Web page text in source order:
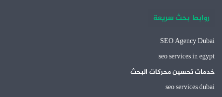
روابط بحث سريعة
SEO Agency Dubai
seo services in egypt
خدمات تحسين محركات البحث
seo services dubai